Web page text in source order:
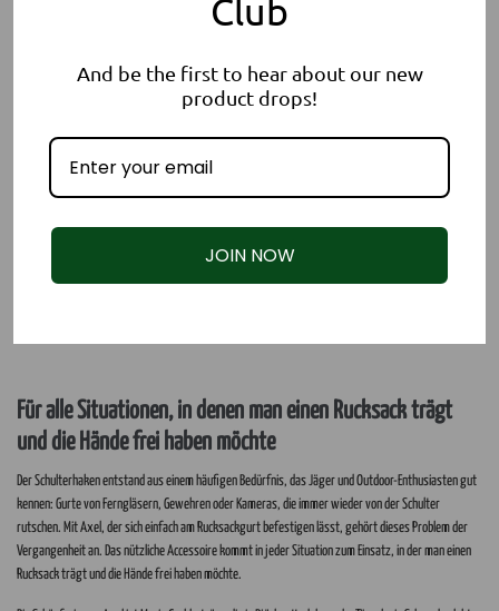
Für alle Situationen, in denen man einen Rucksack trägt
und die Hände frei haben möchte
Der Schulterhaken entstand aus einem häufigen Bedürfnis, das Jäger und Outdoor-Enthusiasten gut
kennen: Gurte von Ferngläsern, Gewehren oder Kameras, die immer wieder von der Schulter
rutschen. Mit Axel, der sich einfach am Rucksackgurt befestigen lässt, gehört dieses Problem der
Vergangenheit an. Das nützliche Accessoire kommt in jeder Situation zum Einsatz, in der man einen
Rucksack trägt und die Hände frei haben möchte.
Club
And be the first to hear about our new
product drops!
JOIN NOW